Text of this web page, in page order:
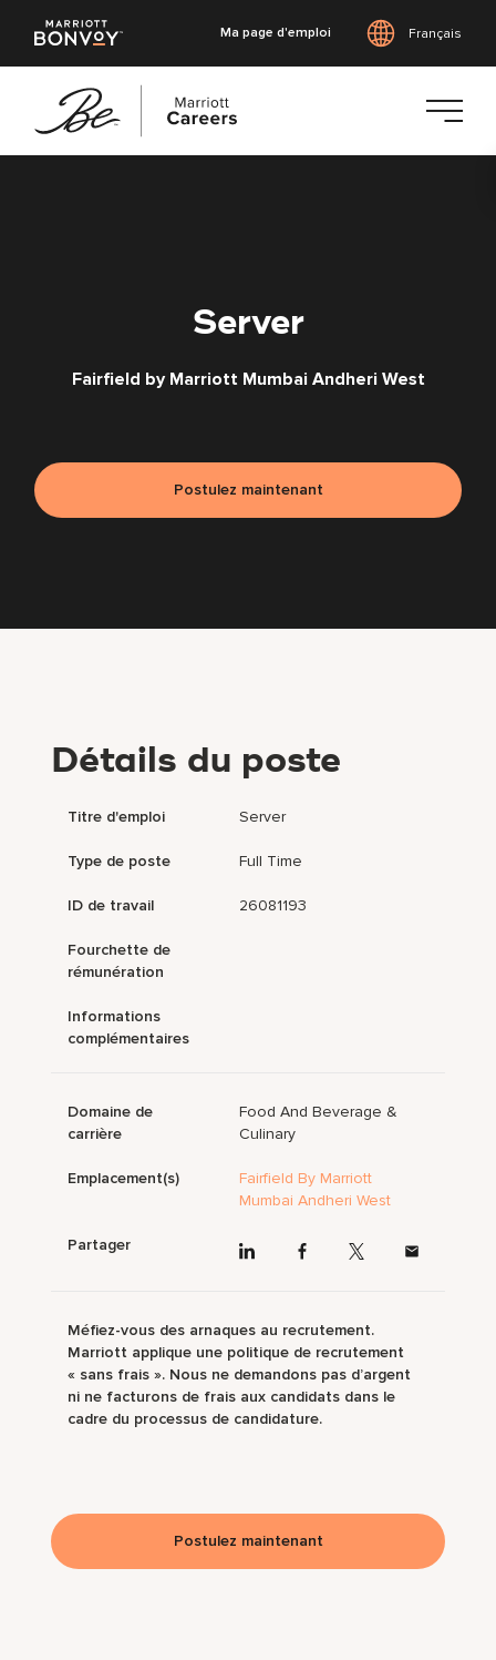
Ma page d'emploi Français
Server
Fairfield by Marriott Mumbai Andheri West
Postulez maintenant
Détails du poste
Titre d'emploi Server
Type de poste Full Time
ID de travail 26081193
Fourchette de
rémunération
Informations
complémentaires
Domaine de
carrière
Food And Beverage &
Culinary
Emplacement(s)
Fairfield By Marriott
Mumbai Andheri West
Partager
Méfiez-vous des arnaques au recrutement.
Marriott applique une politique de recrutement
« sans frais ». Nous ne demandons pas d’argent
ni ne facturons de frais aux candidats dans le
cadre du processus de candidature.
Postulez maintenant